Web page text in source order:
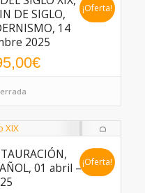
DE SIGLO,
14
2025
€
¡Oferta!
01 abril –¡Oferta!